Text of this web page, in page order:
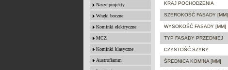
Nasze projekty
Wnęki boczne
Kominki elektryczne
MCZ
Kominki klasyczne
Austroflamm
KRAJ POCHODZENIA
SZEROKOŚĆ FASADY [MM]
WYSOKOŚĆ FASADY [MM]
TYP FASADY PRZEDNIEJ
CZYSTOŚĆ SZYBY
ŚREDNICA KOMINA [MM]